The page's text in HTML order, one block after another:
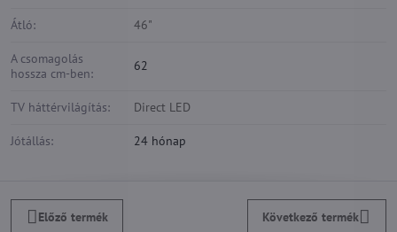
Átló: 46"
A csomagolás
hossza cm-ben:
62
TV háttérvilágítás: Direct LED
Jótállás: 24 hónap
Előző termék Következő termék